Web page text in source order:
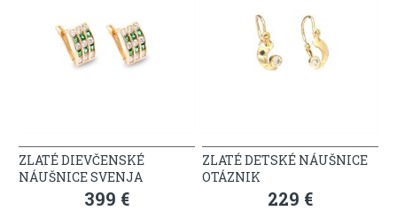
ZLATÉ DIEVČENSKÉ
NÁUŠNICE SVENJA
399 €
ZLATÉ DETSKÉ NÁUŠNICE
OTÁZNIK
229 €